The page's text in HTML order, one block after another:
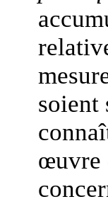
soient
œuvre